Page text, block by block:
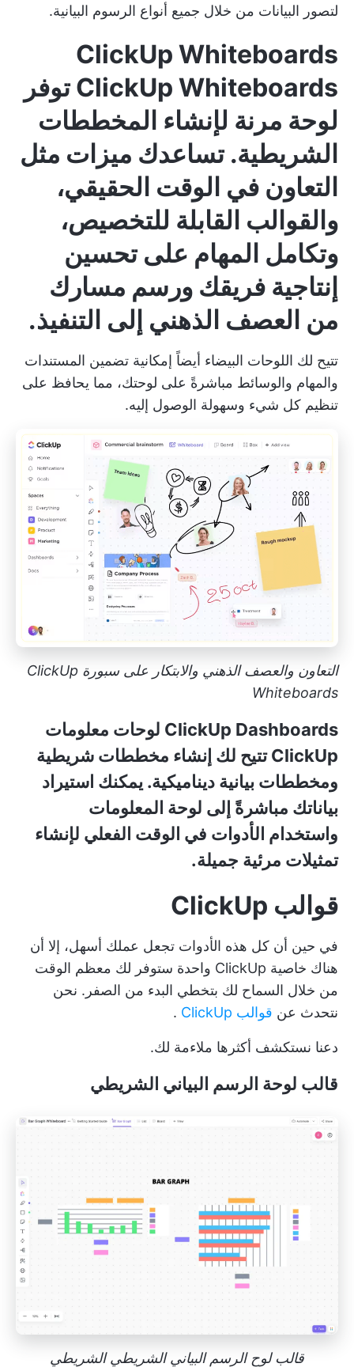
لتصور البيانات من خلال جميع أنواع الرسوم البيانية.
ClickUp Whiteboards
ClickUp Whiteboardsتوفر
لوحة مرنة لإنشاء المخططات
الشريطية. تساعدك ميزات مثل
التعاون في الوقت الحقيقي،
والقوالب القابلة للتخصيص،
وتكامل المهام على تحسين
إنتاجية فريقك ورسم مسارك
من العصف الذهني إلى التنفيذ.
تتيح لك اللوحات البيضاء أيضاً إمكانية تضمين المستندات
والمهام والوسائط مباشرةً على لوحتك، مما يحافظ على
تنظيم كل شيء وسهولة الوصول إليه.
التعاون والعصف الذهني والابتكار على سبورة ClickUp
Whiteboards
ClickUp Dashboards لوحات معلومات
ClickUpتتيح لك إنشاء مخططات شريطية
ومخططات بيانية ديناميكية. يمكنك استيراد
بياناتك مباشرةً إلى لوحة المعلومات
واستخدام الأدوات في الوقت الفعلي لإنشاء
تمثيلات مرئية جميلة.
قوالب ClickUp
في حين أن كل هذه الأدوات تجعل عملك أسهل، إلا أن
هناك خاصية ClickUp واحدة ستوفر لك معظم الوقت
من خلال السماح لك بتخطي البدء من الصفر. نحن
نتحدث عن قوالب ClickUp .
دعنا نستكشف أكثرها ملاءمة لك.
قالب لوحة الرسم البياني الشريطي
قالب لوح الرسم البياني الشريطي الشريطي